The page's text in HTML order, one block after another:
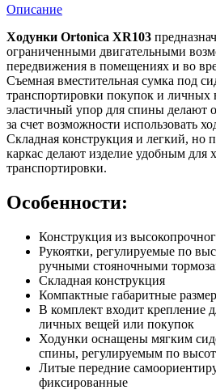
Описание
Ходунки Ortonica XR103
ограниченными двигательными
передвижения в помещениях и во
Съемная вместительная сумка под
транспортировки покупок и личных
эластичный упор для спины делают
за счет возможности использовать
Складная конструкция и легкий,
каркас делают изделие удобным для
транспортировки.
Особенности:
Конструкция из
Рукоятки, регулируемые по
ручными стояночными
Складная конструкция
Компактные габаритные
В комплект входит крепление
личных вещей или покупок
Ходунки оснащены мягким
спины, регулируемым по
Литые передние
фиксированные